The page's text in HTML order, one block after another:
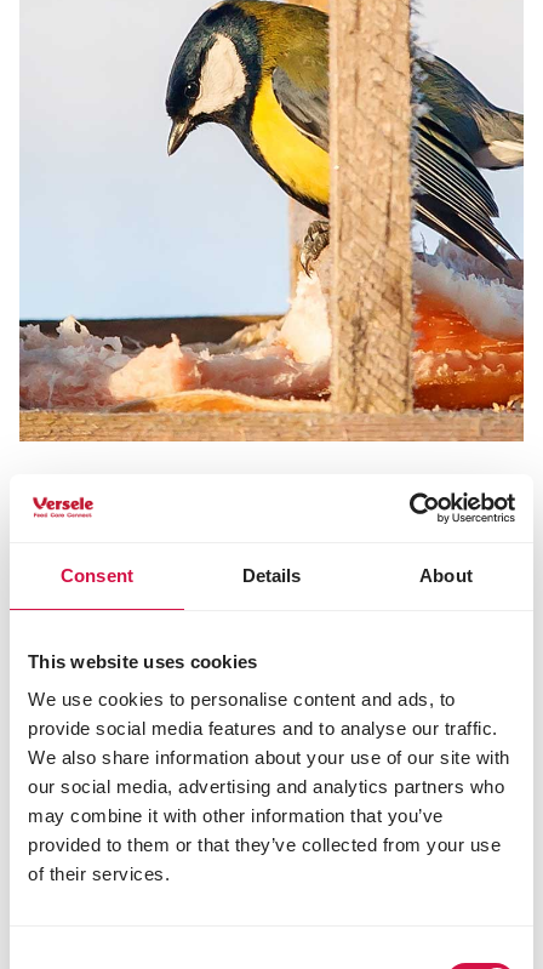
Consent Details About
This website uses cookies
We use cookies to personalise content and ads, to
provide social media features and to analyse our traffic.
We also share information about your use of our site with
our social media, advertising and analytics partners who
may combine it with other information that you’ve
provided to them or that they’ve collected from your use
of their services.
Agua para las aves en invierno: cómo